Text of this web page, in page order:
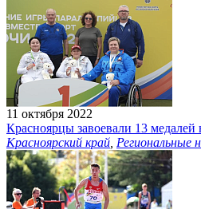
11 октября 2022
Красноярцы завоевали 13
Красноярский край Региональные